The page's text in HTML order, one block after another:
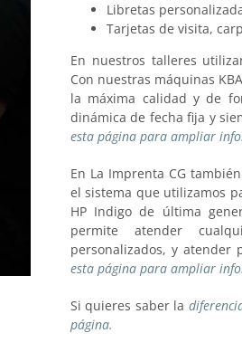
Libretas
Tarjetas de visita,
En nuestros talleres
Con nuestras máquinas
la máxima calidad y de
dinámica de fecha fija y
esta página para ampliar
En La Imprenta CG
el sistema que utilizamos
HP Indigo de última
permite atender
personalizados, y atender
esta página para ampliar
Si quieres saber la
página.